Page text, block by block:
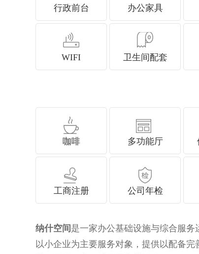
行政前台 办公家具
WIFI 卫生间配套
咖啡 多功能厅
工商注册 公司年检
纳什空间 是一家办公基础设施与综合服务
以小企业为主要服务对象，提供以配备完